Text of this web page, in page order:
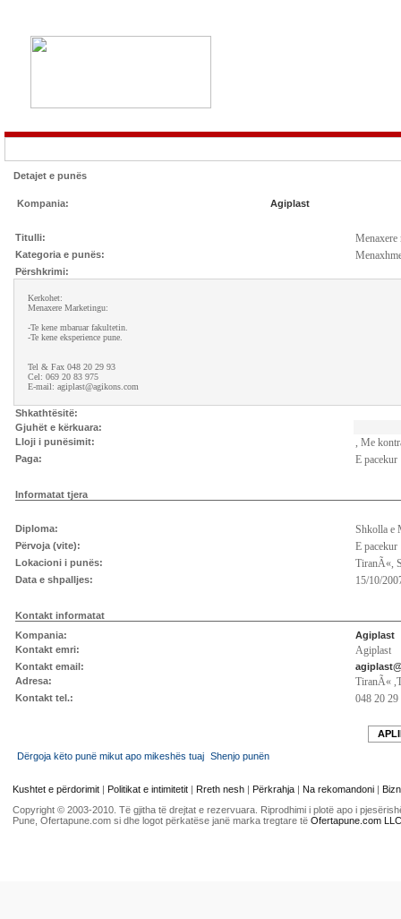
Detajet e punës
Kompania: Agiplast
Titulli: Menaxere
Kategoria e punës:
Përshkrimi:
Kerkohet:
Menaxere Marketingu:
-Te kene mbaruar fakultetin.
-Te kene eksperience pune.
Tel & Fax 048 20 29 93
Cel: 069 20 83 975
E-mail: agiplast@agikons.com
Shkathtësitë:
Gjuhët e kërkuara:
Lloji i punësimit:
, Me
Paga: E pacekur
Informatat tjera
Diploma: Shkolla e
Përvoja (vite): E pacekur
Lokacioni i punës: TiranÃ«,
Data e shpalljes: 15/10/
Kontakt informatat
Kompania:
Agiplast
Kontakt emri:
Agiplast
Kontakt email:
Adresa:
TiranÃ«
Kontakt tel.: 048 20 29
Dërgoja këto punë mikut apo mikeshës tuaj Shenjo punën
Kushtet e përdorimit | Politikat e intimitetit | Rreth nesh | Përkrahja | Na rekomandoni |
Copyright © 2003-2010. Të gjitha të drejtat e rezervuara. Riprodhimi i plotë apo i
Pune, Ofertapune.com si dhe logot përkatëse janë marka tregtare të Ofertapune.com LLC